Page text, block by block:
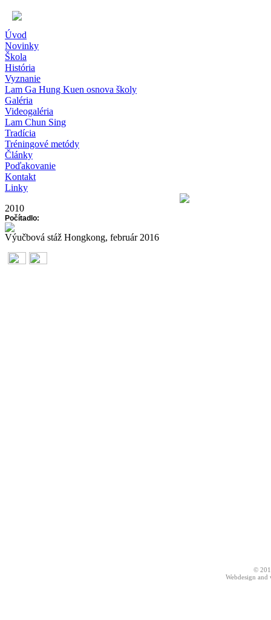
Úvod
Novinky
Škola
História
Vyznanie
Lam Ga Hung Kuen osnova školy
Galéria
Videogaléria
Lam Chun Sing
Tradícia
Tréningové metódy
Články
Poďakovanie
Kontakt
Linky
2010
Počítadlo:
Výučbová stáž Hongkong, február 2016
©
Webdesign